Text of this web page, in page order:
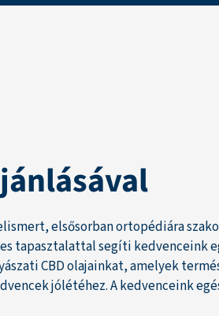
elsősorban ortopédiára
tapasztalattal segíti kedvenceink
CBD olajainkat, amelyek
jólétéhez. A kedvenceink